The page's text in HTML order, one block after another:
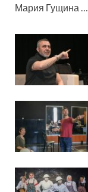
Мария Гущина …